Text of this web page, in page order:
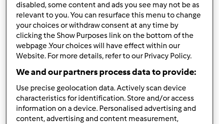
2.9(13)
Zupa szczawiowa
przezJoanna S
8 1 Łatwy 6 35min
2.5(4)
Zupa brukselkowa
disabled, some content and ads you see may not be as
relevant to you. You can resurface this menu to change
your choices or withdraw consent at any time by
clicking the Show Purposes link on the bottom of the
webpage .Your choices will have effect within our
Website. For more details, refer to our Privacy Policy.
We and our partners process data to provide:
Use precise geolocation data. Actively scan device
characteristics for identification. Store and/or access
information on a device. Personalised advertising and
content, advertising and content measurement,